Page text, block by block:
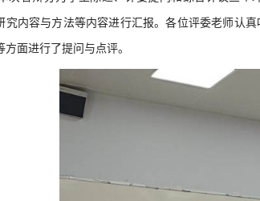
究内容与方法等内容进行汇报。各位评委老师认
方面进行了提问与点评。